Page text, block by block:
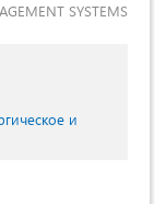
SYSTEMS
и